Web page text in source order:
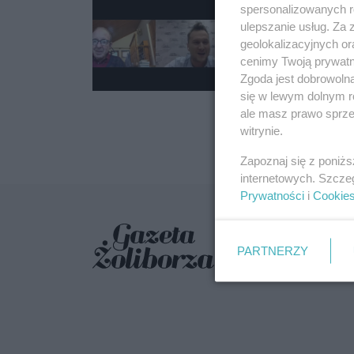
[Wideo] Daniel
dzielnicy"
16.02.2021 12:54
spersonalizowanych
ulepszanie usług.
geolokalizacyjnych
cenimy Twoją
Zgoda jest
się w lewym dolnym
ale masz prawo
witrynie.
Zapoznaj się z
internetowych.
Prywatności i Cookies
PARTNERZY